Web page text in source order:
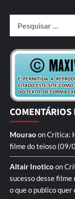
COMENTÁRIOS
Mourao onCrítica:
filme do teioso (09/
Altair Inotico on
sucesso desse
o que o publico quer